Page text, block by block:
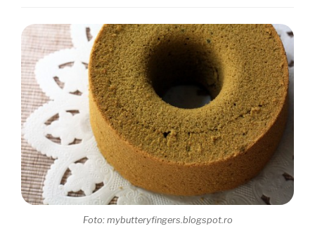
Foto: mybutteryfingers.blogspot.ro